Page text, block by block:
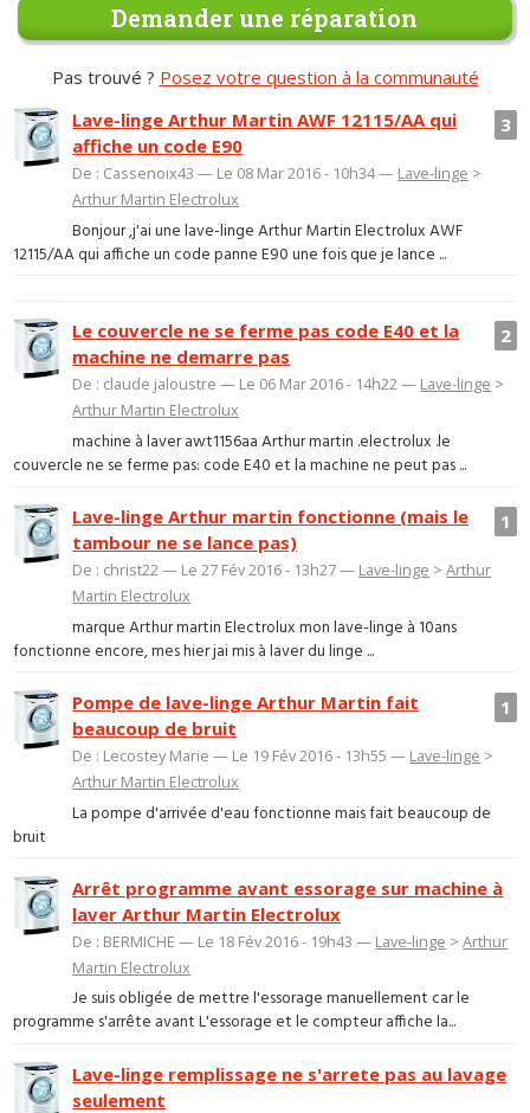
Demander une réparation
Pas trouvé ? Posez votre question à la communauté
3
Lave-linge Arthur Martin AWF 12115/AA qui
affiche un code E90
De : Cassenoix43 — Le 08 Mar 2016 - 10h34 — Lave-linge >
Arthur Martin Electrolux
Bonjour ,j'ai une lave-linge Arthur Martin Electrolux AWF
12115/AA qui affiche un code panne E90 une fois que je lance ...
2
Le couvercle ne se ferme pas code E40 et la
machine ne demarre pas
De : claude jaloustre — Le 06 Mar 2016 - 14h22 — Lave-linge >
Arthur Martin Electrolux
machine à laver awt1156aa Arthur martin .electrolux .le
couvercle ne se ferme pas: code E40 et la machine ne peut pas ...
1
Lave-linge Arthur martin fonctionne (mais le
tambour ne se lance pas)
De : christ22 — Le 27 Fév 2016 - 13h27 — Lave-linge >Arthur
Martin Electrolux
marque Arthur martin Electrolux mon lave-linge à 10ans
fonctionne encore, mes hier jai mis à laver du linge ...
1
Pompe de lave-linge Arthur Martin fait
beaucoup de bruit
De : Lecostey Marie — Le 19 Fév 2016 - 13h55 — Lave-linge >
Arthur Martin Electrolux
La pompe d'arrivée d'eau fonctionne mais fait beaucoup de
bruit
Arrêt programme avant essorage sur machine à
laver Arthur Martin Electrolux
De : BERMICHE — Le 18 Fév 2016 - 19h43 — Lave-linge >Arthur
Martin Electrolux
Je suis obligée de mettre l'essorage manuellement car le
programme s'arrête avant L'essorage et le compteur affiche la...
Lave-linge remplissage ne s'arrete pas au lavage
seulement